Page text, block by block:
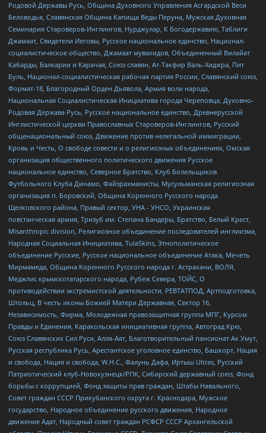
Родовой Державы Русь, Община Духовного Управления Асгардской Веси
Беловодья, Славянская Община Капища Веды Перуна, Мужская Духовная
Семинария Староверов-Инглингов, Нурджулар, К Богодержавию, Таблиги
Джамаат, Свидетели Иеговы, Русское национальное единство, Национал-
социалистическое общество, Джамаат мувахидов, Объединенный Вилайат
Кабарды, Балкарии и Карачая, Союз славян, Ат-Такфир Валь-Хиджра, Пит
Буль, Национал-социалистическая рабочая партия России, Славянский союз,
Формат-18, Благородный Орден Дьявола, Армия воли народа,
Национальная Социалистическая Инициатива города Череповца, Духовно-
Родовая Держава Русь, Русское национальное единство, Древнерусской
Инглистической церкви Православных Староверов-Инглингов, Русский
общенациональный союз, Движение против нелегальной иммиграции,
Кровь и Честь, О свободе совести и о религиозных объединениях, Омская
организация общественного политического движения Русское
национальное единство, Северное Братство, Клуб Болельщиков
Футбольного Клуба Динамо, Файзрахманисты, Мусульманская религиозная
организация п. Боровский, Община Коренного Русского народа
Щелковского района, Правый сектор, УНА - УНСО, Украинская
повстанческая армия, Тризуб им. Степана Бандеры, Братство, Белый Крест,
Misanthropic division, Религиозное объединение последователей инглиизма,
Народная Социальная Инициатива, TulaSkins, Этнополитическое
объединение Русские, Русское национальное объединение Атака, Мечеть
Мирмамеда, Община Коренного Русского народа г. Астрахани, ВОЛЯ,
Меджлис крымскотатарского народа, Рубеж Севера, ТОЙС, О
противодействии экстремистской деятельности, РЕВТАТПОД, Артподготовка,
Штольц, В честь иконы Божией Матери Державная, Сектор 16,
Независимость, Фирма, Молодежная правозащитная группа МПГ, Курсом
Правды и Единения, Каракольская инициативная группа, Автоград Крю,
Союз Славянских Сил Руси, Алля-Аят, Благотворительный пансионат Ак Умут,
Русская республика Русь, Арестантское уголовное единство, Башкорт, Нация
и свобода, Нация и свобода, W.H.С., Фалунь Дафа, Иртыш Ultras, Русский
Патриотический клуб-Новокузнецк/РПК, Сибирский державный союз, Фонд
борьбы с коррупцией, Фонд защиты прав граждан, Штабы Навального,
Совет граждан СССР Прикубанского округа г. Краснодара, Мужское
государство, Народное объединение русского движения, Народное
движение Адат, Народный совет граждан РСФСР СССР Архангельской